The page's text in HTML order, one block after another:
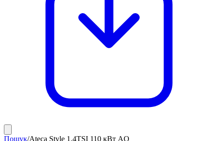
Пошук/Ateca Style 1.4TSI 110 кВт AQ